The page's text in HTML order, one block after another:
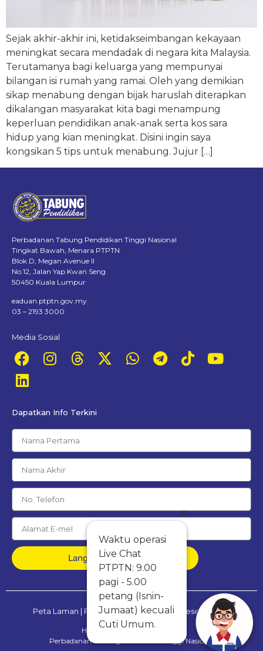
x
Waktu operasi
Live Chat
PTPTN: 9.00
pagi - 5.00
petang (Isnin-
Jumaat) kecuali
Cuti Umum.
Sejak akhir-akhir ini, ketidakseimbangan kekayaan
meningkat secara mendadak di negara kita Malaysia.
Terutamanya bagi keluarga yang mempunyai
bilangan isi rumah yang ramai. Oleh yang demikian
sikap menabung dengan bijak haruslah diterapkan
dikalangan masyarakat kita bagi menampung
keperluan pendidikan anak-anak serta kos sara
hidup yang kian meningkat. Disini ingin saya
kongsikan 5 tips untuk menabung. Jujur […]
Perbadanan Tabung Pendidikan Tinggi Nasional
Tingkat Bawah, Menara PTPTN
Blok D, Megan Avenue II
No.12, Jalan Yap Kwan Seng
50450 Kuala Lumpur
eaduan.ptptn.gov.my
03 – 2193 3000
Media Sosial
Dapatkan Info Terkini
Langgan Percuma
Peta Laman | Penafian |Dasar Privasi & Keselamatan
Hak Cipta Terpelihara © 2025
Perbadanan Tabung Pendidikan Tinggi Nasional